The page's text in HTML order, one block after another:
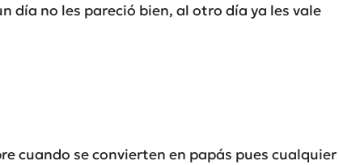
día no les pareció bien, al otro día ya les vale
cuando se convierten en papás pues cualquier